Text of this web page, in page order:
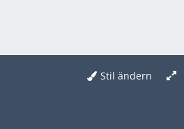
Stil ändern